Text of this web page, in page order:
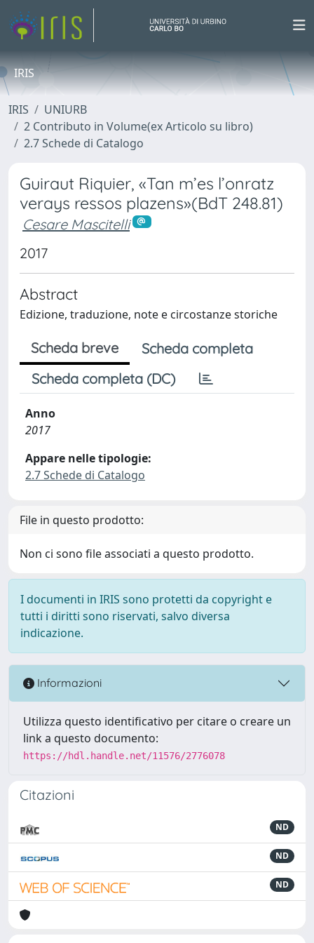
IRIS
IRIS
UNIURB
2 Contributo in Volume(ex Articolo su libro)
2.7 Schede di Catalogo
Guiraut Riquier, «Tan m’es l’onratz
verays ressos plazens»(BdT 248.81)
Cesare Mascitelli
2017
Abstract
Edizione, traduzione, note e circostanze storiche
Scheda breve
Scheda completa
Scheda completa (DC)
Anno
2017
Appare nelle tipologie:
2.7 Schede di Catalogo
File in questo prodotto:
Non ci sono file associati a questo prodotto.
I documenti in IRIS sono protetti da copyright e
tutti i diritti sono riservati, salvo diversa
indicazione.
Informazioni
Utilizza questo identificativo per citare o creare un
link a questo documento:
https://hdl.handle.net/11576/2776078
Citazioni
ND
ND
ND